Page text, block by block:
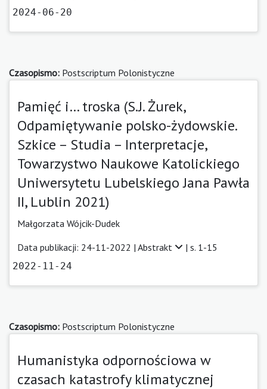
2024-06-20
Czasopismo: Postscriptum Polonistyczne
Pamięć i… troska (S.J. Żurek,
Odpamiętywanie polsko-żydowskie.
Szkice – Studia – Interpretacje,
Towarzystwo Naukowe Katolickiego
Uniwersytetu Lubelskiego Jana Pawła
II, Lublin 2021)
Małgorzata Wójcik-Dudek
Data publikacji: 24-11-2022 | Abstrakt | s. 1-15
2022-11-24
Czasopismo: Postscriptum Polonistyczne
Humanistyka odpornościowa w
czasach katastrofy klimatycznej